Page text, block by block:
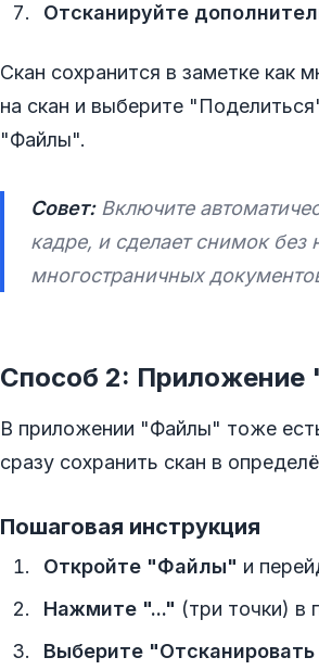
Отсканируйте
Скан сохранится в заметке как
на скан и выберите
"Файлы".
Совет:Включите
кадре, и сделает снимок
многостраничных
Способ 2:
В приложении "Файлы" тоже
сразу сохранить скан в
Пошаговая инструкция
Откройте "Файлы" и
Нажмите "..." (три точки) в
Выберите